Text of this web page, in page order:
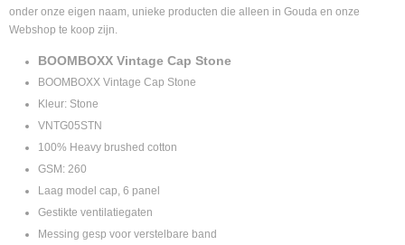
onder onze eigen naam, unieke producten die alleen in Gouda en onze
Webshop te koop zijn.
BOOMBOXX Vintage Cap Stone
BOOMBOXX Vintage Cap Stone
Kleur: Stone
VNTG05STN
100% Heavy brushed cotton
GSM: 260
Laag model cap, 6 panel
Gestikte ventilatiegaten
Messing gesp voor verstelbare band